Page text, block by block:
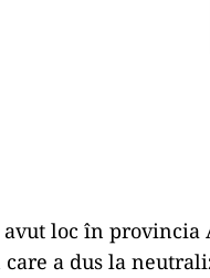
avut loc în
a dus la